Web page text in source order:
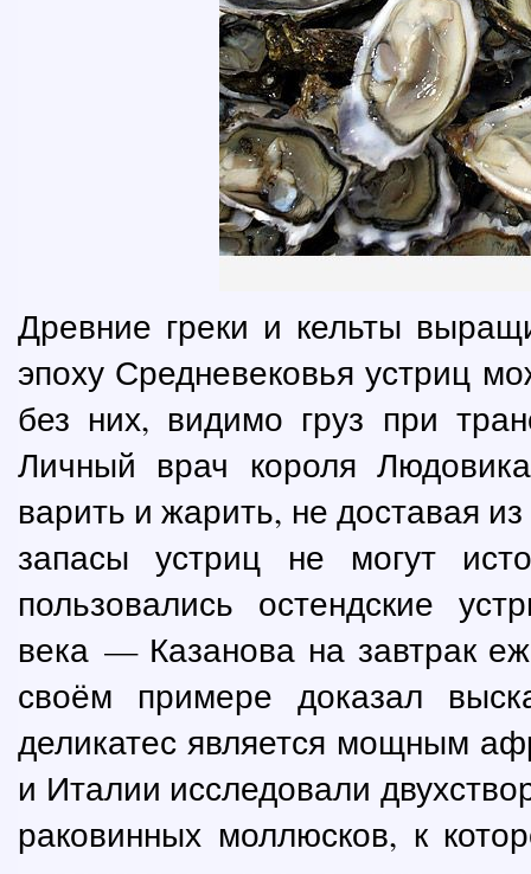
Древние греки и кельты
эпоху Средневековья устриц
без них, видимо груз при
Личный врач короля
варить и жарить, не доставая
запасы устриц не могут
пользовались остендские
века — Казанова на завтрак
своём примере доказал
деликатес является мощным
и Италии исследовали
раковинных моллюсков, к